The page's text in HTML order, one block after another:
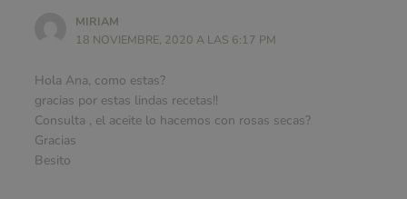
MIRIAM
18 NOVIEMBRE, 2020 A LAS 6:17 PM
Hola Ana, como estas?
gracias por estas lindas recetas!!
Consulta , el aceite lo hacemos con rosas secas?
Gracias
Besito